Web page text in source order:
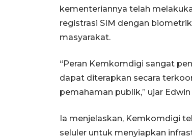
kementeriannya telah
registrasi SIM dengan
masyarakat.
“Peran Kemkomdigi sangat
dapat diterapkan secara
pemahaman publik,” ujar
Ia menjelaskan, Kemkomdigi
seluler untuk menyiapkan